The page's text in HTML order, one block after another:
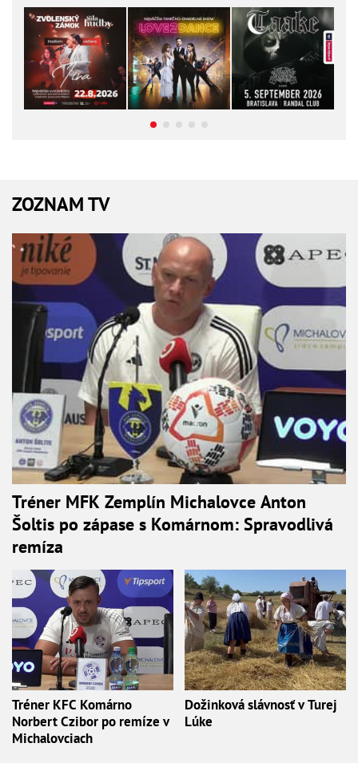
ZOZNAM TV
Tréner MFK Zemplín Michalovce Anton
Šoltis po zápase s Komárnom: Spravodlivá
remíza
Tréner KFC Komárno
Norbert Czibor po remíze v
Michalovciach
Dožinková slávnosť v Turej
Lúke